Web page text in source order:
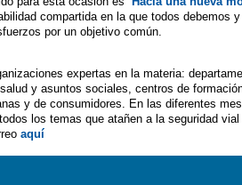
compartida en la que todos debemos
por un objetivo común.
expertas en la materia:
y asuntos sociales, centros de
y de consumidores. En las diferentes
los temas que atañen a la seguridad
aquí